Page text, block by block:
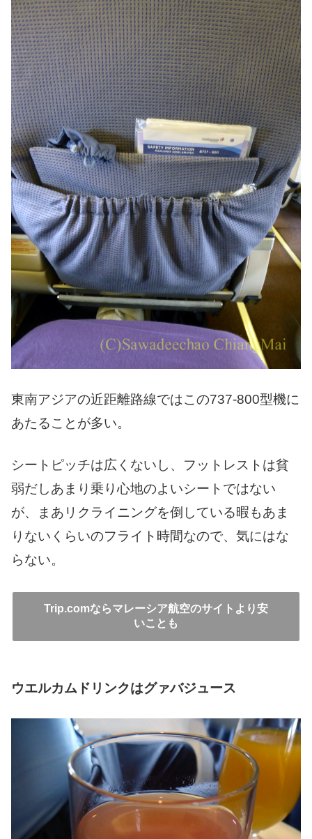
東南アジアの近距離路線ではこの737-800型機に
あたることが多い。
シートピッチは広くないし、フットレストは貧
弱だしあまり乗り心地のよいシートではない
が、まあリクライニングを倒している暇もあま
りないくらいのフライト時間なので、気にはな
らない。
Trip.comならマレーシア航空のサイトより安
いことも
ウエルカムドリンクはグァバジュース